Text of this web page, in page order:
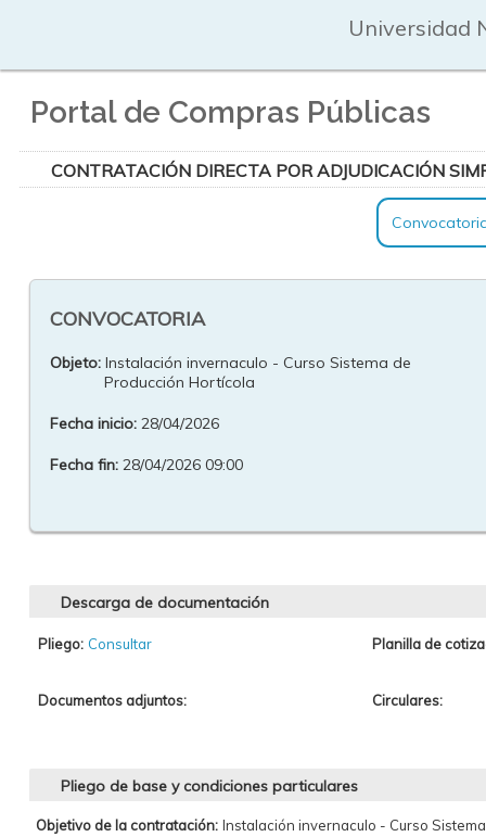
Universidad
Portal de Compras Públicas
CONTRATACIÓN DIRECTA POR ADJUDICACIÓN
CONVOCATORIA
Objeto: Instalación invernaculo - Curso Sistema de
Producción Hortícola
Fecha inicio: 28/04/2026
Fecha fin: 28/04/2026 09:00
Descarga de documentación
Pliego: Consultar Planilla de
Documentos adjuntos: Circulares:
Pliego de base y condiciones particulares
Objetivo de la contratación: Instalación invernaculo - Curso